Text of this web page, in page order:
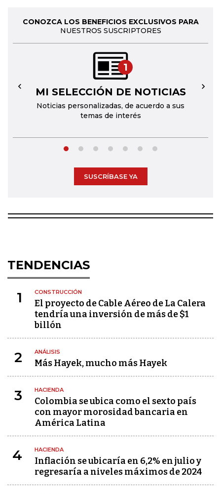
CONOZCA LOS BENEFICIOS EXCLUSIVOS PARA
NUESTROS SUSCRIPTORES
1
MI SELECCIÓN DE NOTICIAS
Noticias personalizadas, de acuerdo a sus
temas de interés
← →
SUSCRÍBASE YA
TENDENCIAS
1 CONSTRUCCIÓN
El proyecto de Cable Aéreo de La Calera
tendría una inversión de más de $1
billón
2 ANÁLISIS
Más Hayek, mucho más Hayek
3 HACIENDA
Colombia se ubica como el sexto país
con mayor morosidad bancaria en
América Latina
4 HACIENDA
Inflación se ubicaría en 6,2% en julio y
regresaría a niveles máximos de 2024